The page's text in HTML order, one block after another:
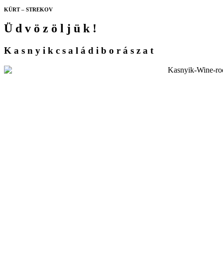
KÜRT – STREKOV
Ü d v ö z ö l j ü k !
K a s n y i k c s a l á d i b o r á s z a t